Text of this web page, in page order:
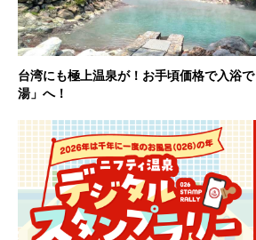
台湾にも極上温泉が！お手頃価格で入浴
湯」へ！